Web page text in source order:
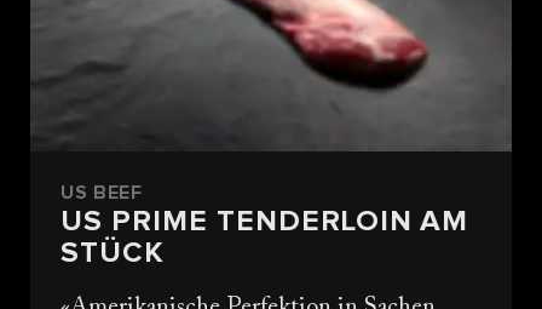
US BEEF
US PRIME TENDERLOIN AM
STÜCK